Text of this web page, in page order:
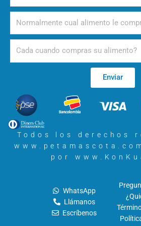
Enviar
Todos los derechos
por
WhatsApp
Llámanos
Escríbenos